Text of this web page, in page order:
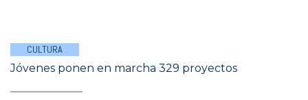
CULTURA
Jóvenes ponen en marcha 329 proyectos